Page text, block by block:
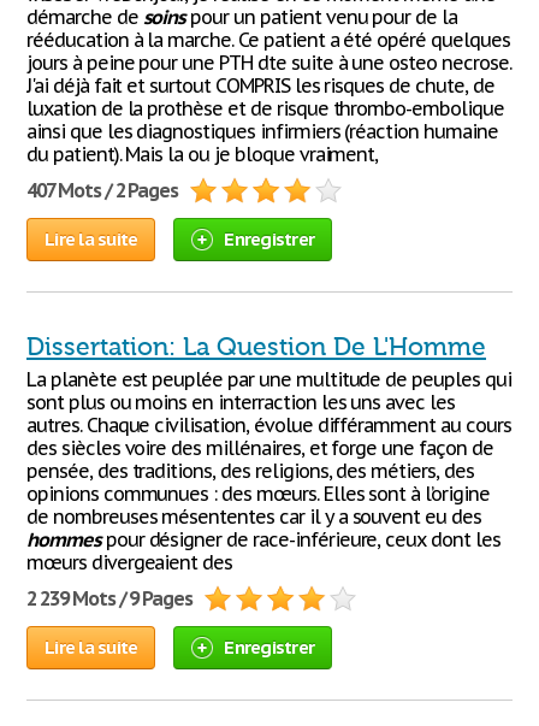
démarche de soinspour un patient venu pour de la
rééducation à la marche. Ce patient a été opéré quelques
jours à peine pour une PTH dte suite à une osteo necrose.
J'ai déjà fait et surtout COMPRIS les risques de chute, de
luxation de la prothèse et de risque thrombo-embolique
ainsi que les diagnostiques infirmiers (réaction humaine
du patient). Mais la ou je bloque vraiment,
407 Mots / 2 Pages
Lire la suite Enregistrer
Dissertation: La Question De L'Homme
La planète est peuplée par une multitude de peuples qui
sont plus ou moins en interraction les uns avec les
autres. Chaque civilisation, évolue différamment au cours
des siècles voire des millénaires, et forge une façon de
pensée, des traditions, des religions, des métiers, des
opinions communues : des mœurs. Elles sont à l’origine
de nombreuses mésententes car il y a souvent eu des
hommespour désigner de race-inférieure, ceux dont les
mœurs divergeaient des
2 239 Mots / 9 Pages
Lire la suite Enregistrer